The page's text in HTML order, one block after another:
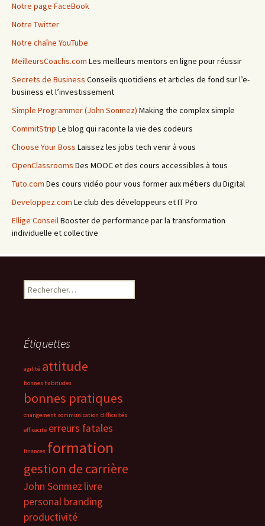
Notre page FaceBook
Notre Twitter
Notre chaîne YouTube
MeilleursCoachs.com Les meilleurs mentors en ligne pour réussir
Secrets de Business Conseils quotidiens et articles de fond sur l’e-
business et l’investissement
Simple Programmer (John Sonmez) Making the complex simple
CommitStrip Le blog qui raconte la vie des codeurs
Choose Your Boss Laissez les jobs tech venir à vous
OpenClassrooms Des MOOC et des cours accessibles à tous
Tuto.com Des cours vidéo pour vous former aux métiers du Digital
Developpez.com Le club des développeurs et IT Pro
Ellige ConseilBooster de performance par la transformation
individuelle et collective
Rechercher :
Étiquettes
agilité attitude
bonnes habitudes
bonnes pratiques
changement communication difficultés
efficacité erreurs fatales
finances formation
gestion de carrière
John Sonmez livre
personal branding
productivité